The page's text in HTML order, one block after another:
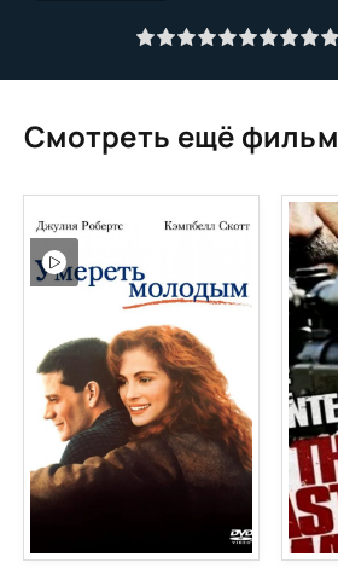
Смотреть ещё